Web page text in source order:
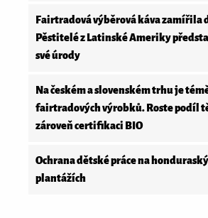
Fairtradová výběrová káva zamířila
Pěstitelé z Latinské Ameriky
své úrody
Na českém a slovenském trhu je
fairtradových výrobků. Roste podíl
zároveň certifikaci BIO
Ochrana dětské práce na
plantážích